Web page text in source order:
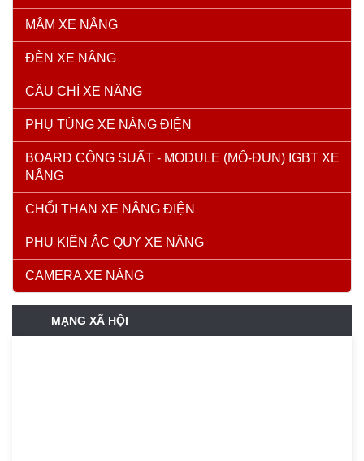
MÂM XE NÂNG
ĐÈN XE NÂNG
CẦU CHÌ XE NÂNG
PHỤ TÙNG XE NÂNG ĐIỆN
BOARD CÔNG SUẤT - MODULE (MÔ-ĐUN) IGBT XE
NÂNG
CHỔI THAN XE NÂNG ĐIỆN
PHỤ KIỆN ẮC QUY XE NÂNG
CAMERA XE NÂNG
MẠNG XÃ HỘI